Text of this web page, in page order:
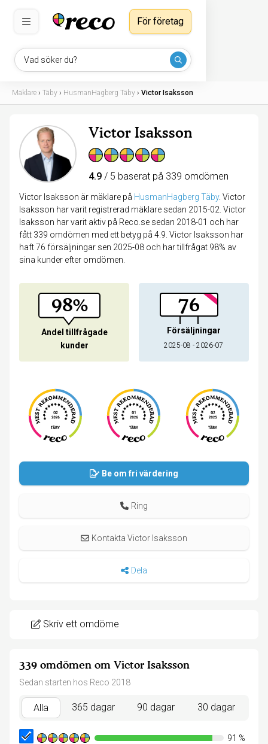
Vad söker du?
För företag
Mäklare › Täby › HusmanHagberg Täby › Victor Isaksson
Victor Isaksson
4.9 / 5 baserat på 339 omdömen
Victor Isaksson är mäklare på HusmanHagberg Täby. Victor
Isaksson har varit registrerad mäklare sedan 2015-02. Victor
Isaksson har varit aktiv på Reco.se sedan 2018-01 och har
fått 339 omdömen med ett betyg på 4.9. Victor Isaksson har
haft 76 försäljningar sen 2025-08 och har tillfrågat 98% av
sina kunder efter omdömen.
98%
Andel tillfrågade
kunder
76
Försäljningar
2025-08 - 2026-07
Be om fri värdering
Ring
Kontakta Victor Isaksson
Dela
Skriv ett omdöme
339 omdömen om Victor Isaksson
Sedan starten hos Reco 2018
Alla 365 dagar 90 dagar 30 dagar
91 %